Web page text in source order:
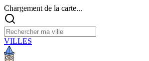
Chargement de la carte...
VILLES